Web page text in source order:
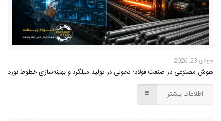
جولای 23, 2026
هوش مصنوعی در صنعت فولاد: تحولی در تولید میلگرد و بهینه‌سازی خطوط نورد
اطلاعات بیشتر